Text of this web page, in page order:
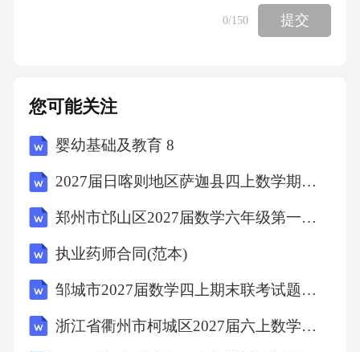
和合作。03将学校教育资源向社区开放，为乡
村儿童提供更多的学习机会和资源。02学校教
校活动，提高家长对孩子教育的关注度和参与
的志愿者选拔标准，确保支教人员的专业素质
和教学能力。01培训和指导为志愿者提供系统
的培训和指导，提高他们的教育教学水平和适
机制，鼓励更多的人参与到乡村儿童教育志愿
服务中来。03公益捐赠管理流程建立完善的捐
赠物资管理制度，确保捐赠物资的安全、有效
0/150 提交
您可能关注
婴幼基础及教育 8
2027届日喀则地区萨迦县四上数学期末监测试题含解析
郑州市邙山区2027届数学六年级第一学期期末考试试题含解析
执业药师合同(范本)
邹城市2027届数学四上期末联考试题含解析
浙江省衢州市柯城区2027届六上数学期末考试试题含解析